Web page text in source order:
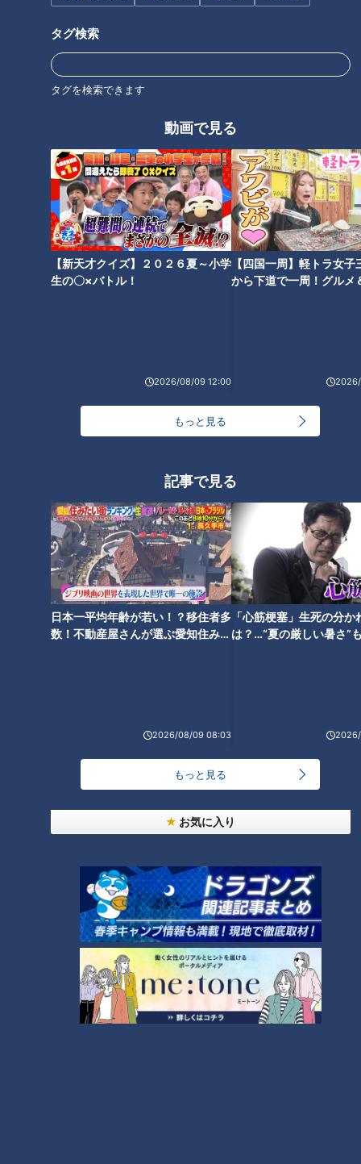
タグ検索
タグを検索できます
動画で見る
【新天才クイズ】２０２６夏～小学
生の〇×バトル！
2026/08/09 12:00
【四国一周】軽トラ女子
から下道で一周！グルメ
もっと見る
記事で見る
日本一平均年齢が若い！？移住者多
数！不動産屋さんが選ぶ愛知住みた
2026/08/09 08:03
「心筋梗塞」生死の分か
は？…“夏の厳しい暑さ”
もっと見る
お気に入り
こちらは渚さんの作品。ガンバレルーヤの2人をイメージして
一方、こちらは誠子さんの作品。老舗の京都の和菓子屋さんの
水菓子をイメージして作ったのだとか。透明感があり、涼しげ
でおいしそうに見えます。
仕上げにせっけんの表面をカットし、ラップを巻くことで湿気
が保てるので、持ちが良くなりますよ。みなさんもぜひ、世界
でひとつだけの宝石せっけんを作ってみてくださいね。
＜店舗情報＞
りくる 杉浦茉矢(まや)
住所:愛知県西尾市一色町
電話:090-7603-0372
性があります。詳細は店舗へ確認ください。
この記事の画像を見る
この記事を見たあなたへのおすすめ
パワーをもらいに座敷わらしの
里へ！しかし大波乱が！？
気になる他人のお買い物！高級
スーパーのお客さんは何を買
う！？シナモンシュガーで簡単
スイーツ作り！？